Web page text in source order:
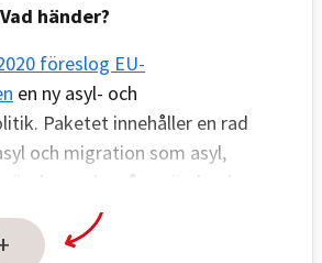
händer?
föreslog EU-
en ny asyl- och
Paketet innehåller en rad
och migration som asyl,
återvändande,
och samarbete med ursprungs-